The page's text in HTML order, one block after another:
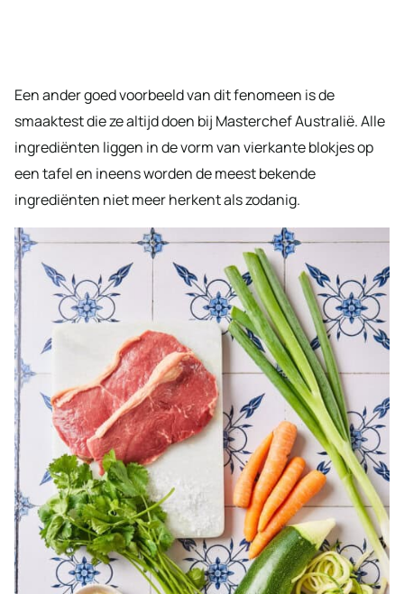
Een ander goed voorbeeld van dit fenomeen is de
smaaktest die ze altijd doen bij Masterchef Australië. Alle
ingrediënten liggen in de vorm van vierkante blokjes op
een tafel en ineens worden de meest bekende
ingrediënten niet meer herkent als zodanig.